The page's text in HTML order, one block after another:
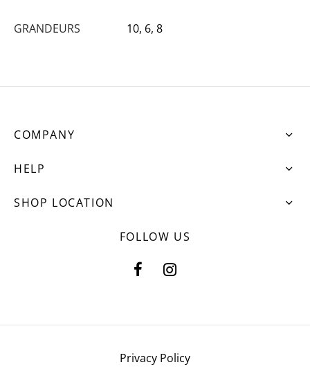
GRANDEURS 10, 6, 8
COMPANY
HELP
SHOP LOCATION
FOLLOW US
Privacy Policy